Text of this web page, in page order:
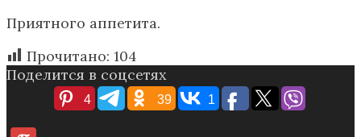
Приятного аппетита.
Прочитано: 104
Поделится в соцсетях
4 39 1